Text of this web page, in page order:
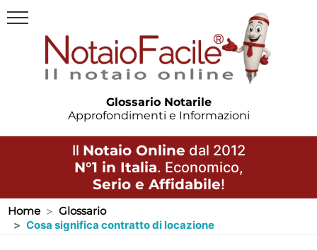
Glossario Notarile
Approfondimenti e Informazioni
Il Notaio Online dal 2012
N°1 in Italia. Economico,
Serio e Affidabile!
Home
Glossario
Cosa significa contratto di locazione